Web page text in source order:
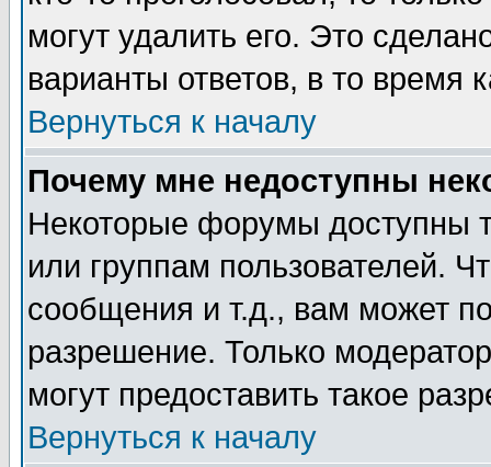
могут удалить его. Это
варианты ответов, в то время
Вернуться к началу
Почему мне недоступны
Некоторые форумы доступны
или группам пользователей.
сообщения и т.д., вам может
разрешение. Только
могут предоставить такое
Вернуться к началу